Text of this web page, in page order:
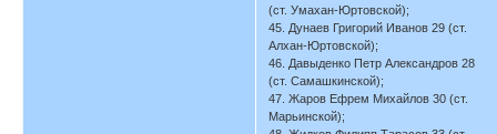
(ст. Умахан-Юртовской);
45. Дунаев Григорий Иванов 29 (ст.
Алхан-Юртовской);
46. Давыденко Петр Александров 28
(ст. Самашкинской);
47. Жаров Ефрем Михайлов 30 (ст.
Марьинской);